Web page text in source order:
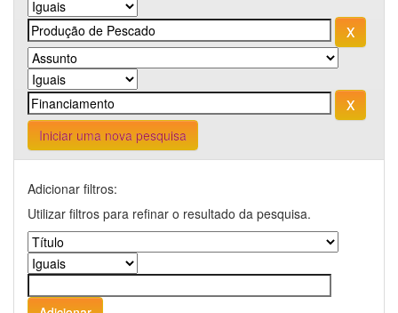
Iniciar uma nova pesquisa
Adicionar filtros:
Utilizar filtros para refinar o resultado da pesquisa.